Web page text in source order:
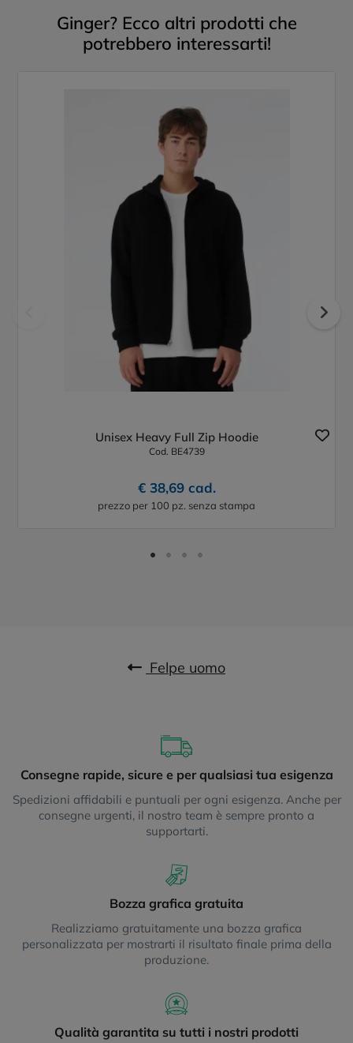
Ginger? Ecco altri prodotti che
potrebbero interessarti!
Unisex Heavy Full Zip Hoodie
Cod. BE4739
€ 38,69 cad.
prezzo per 100 pz. senza stampa
Felpe uomo
Consegne rapide, sicure e per qualsiasi tua esigenza
Spedizioni affidabili e puntuali per ogni esigenza. Anche per
consegne urgenti, il nostro team è sempre pronto a
supportarti.
Bozza grafica gratuita
Realizziamo gratuitamente una bozza grafica
personalizzata per mostrarti il risultato finale prima della
produzione.
Qualità garantita su tutti i nostri prodotti